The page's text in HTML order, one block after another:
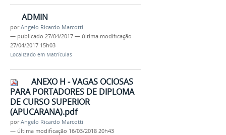
ADMIN
porAngelo Ricardo Marcotti
— publicado 27/04/2017 — última modificação
27/04/2017 15h03
Localizado em Matrículas
ANEXO H - VAGAS OCIOSAS
PARA PORTADORES DE DIPLOMA
DE CURSO SUPERIOR
(APUCARANA).pdf
porAngelo Ricardo Marcotti
— última modificação 16/03/2018 20h43